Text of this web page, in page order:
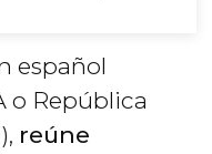
español
o República
reúne